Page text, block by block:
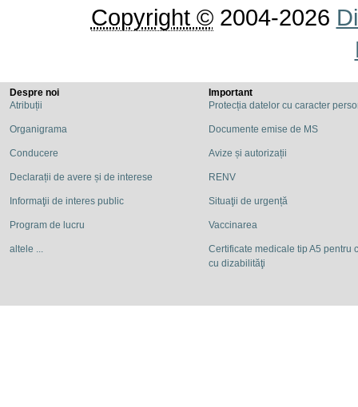
Copyright ©2004-2026
Despre noi
Atribuții
Organigrama
Conducere
Declarații de avere și de interese
Informaţii de interes public
Program de lucru
altele ...
Important
Protecția datelor cu caracter
Documente emise de MS
Avize și autorizații
RENV
Situaţii de urgență
Vaccinarea
Certificate medicale tip A5 pentru
cu dizabilităţi